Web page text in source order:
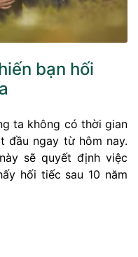
bạn hối
ta không có thời gian
đầu ngay từ hôm nay.
sẽ quyết định việc
hối tiếc sau 10 năm